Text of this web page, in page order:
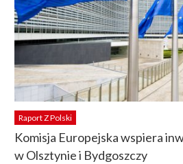
Raport Z Polski
Komisja Europejska wspiera
w Olsztynie i Bydgoszczy